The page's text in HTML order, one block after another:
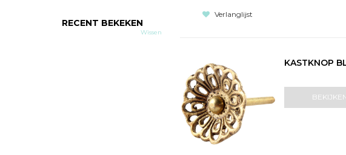
RECENT BEKEKEN
Wissen
Verlanglijst
KASTKNOP